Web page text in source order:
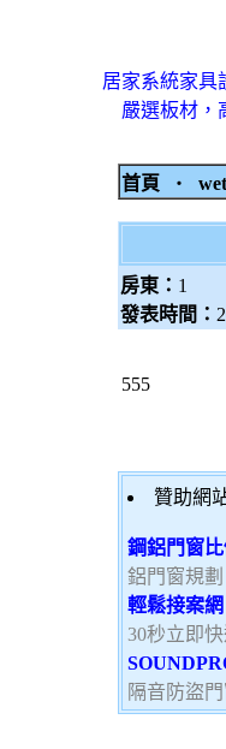
居家系統家具
嚴選板材，
首頁 ‧
房東： 1
發表時間：
555
贊助
鋼鋁門窗
鋁門窗規
輕鬆接案網
30秒立即
隔音防盜